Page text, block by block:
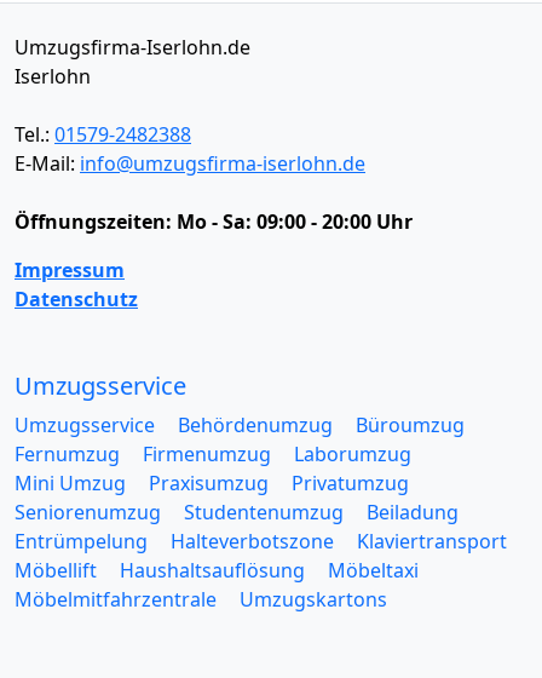
Umzugsfirma-Iserlohn.de
Iserlohn
Tel.: 01579-2482388
E-Mail: info@umzugsfirma-iserlohn.de
Öffnungszeiten: Mo - Sa: 09:00 - 20:00 Uhr
Impressum
Datenschutz
Umzugsservice
Umzugsservice Behördenumzug
Büroumzug
Fernumzug
Firmenumzug
Laborumzug
Mini Umzug
Praxisumzug
Privatumzug
Seniorenumzug
Studentenumzug
Beiladung
Entrümpelung
Halteverbotszone
Klaviertransport
Möbellift
Haushaltsauflösung
Möbeltaxi
Möbelmitfahrzentrale
Umzugskartons